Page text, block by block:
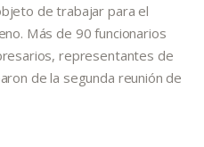
de trabajar para el
Más de 90 funcionarios
representantes de
de la segunda reunión de